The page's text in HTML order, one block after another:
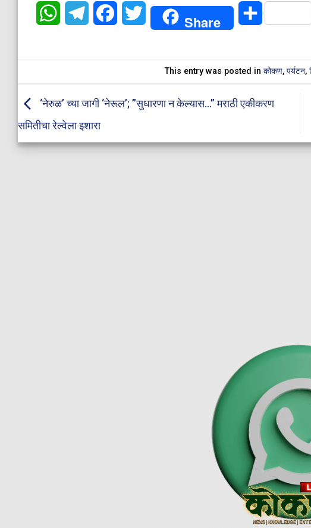
WhatsAppTelegramFacebookTwitter Share Share
This entry was posted in कोकण, पर्यटन,
‘नेरुळ’ च्या जागी ‘नेरूल’; ”सुधारणा न केल्यास…” मराठी एकीकरण
समितीचा रेल्वेला इशारा